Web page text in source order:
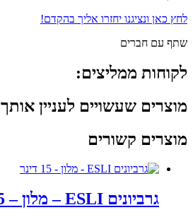
לחץ כאן ונציגנו יחזרו אליך בהקדם!
שתף עם חברים
לקוחות ממליצים:
מוצרים שעשויים לעניין אותך
מוצרים קשורים
גרביונים ESLI – מלון – 15 דינר